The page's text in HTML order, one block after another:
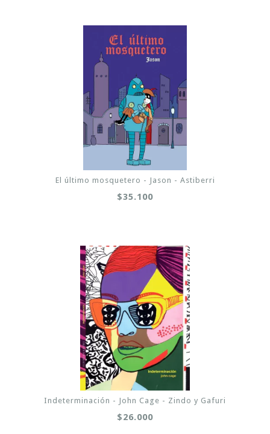
El último mosquetero - Jason - Astiberri
$35.100
Indeterminación - John Cage - Zindo y Gafuri
$26.000